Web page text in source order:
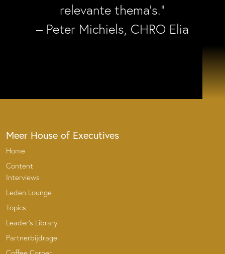
relevante thema’s.”
– Peter Michiels, CHRO Elia
Meer House of Executives
Home
Content
Interviews
Leden Lounge
Topics
Leader’s Library
Partnerbijdrage